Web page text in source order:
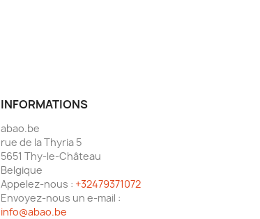
INFORMATIONS
abao.be
rue de la Thyria 5
5651 Thy-le-Château
Belgique
Appelez-nous : +32479371072
Envoyez-nous un e-mail :
info@abao.be